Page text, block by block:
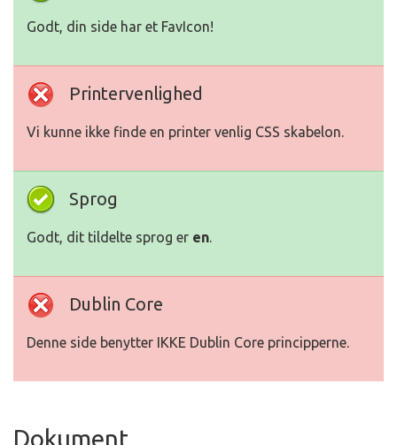
Godt, din side har et FavIcon!
Printervenlighed
Vi kunne ikke finde en printer venlig CSS skabelon.
Sprog
Godt, dit tildelte sprog er en.
Dublin Core
Denne side benytter IKKE Dublin Core principperne.
Dokument